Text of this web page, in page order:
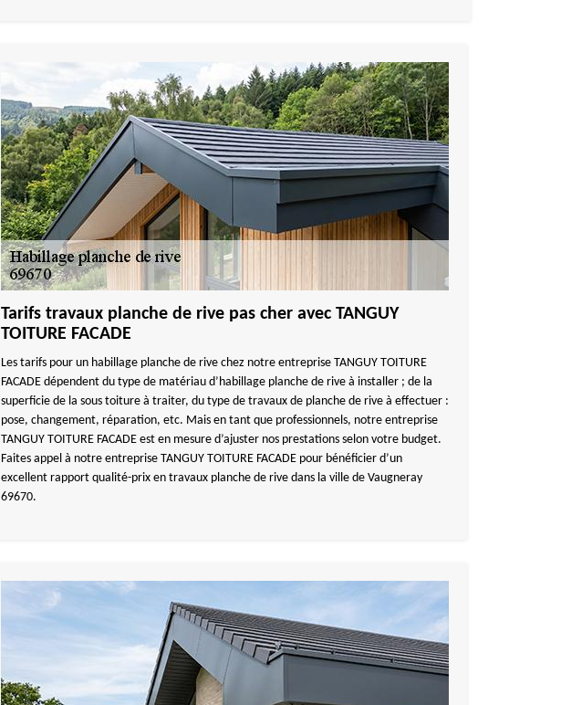
Tarifs travaux planche de rive pas cher avec TANGUY
TOITURE FACADE
Les tarifs pour un habillage planche de rive chez notre entreprise TANGUY TOITURE
FACADE dépendent du type de matériau d’habillage planche de rive à installer ; de la
superficie de la sous toiture à traiter, du type de travaux de planche de rive à effectuer :
pose, changement, réparation, etc. Mais en tant que professionnels, notre entreprise
TANGUY TOITURE FACADE est en mesure d’ajuster nos prestations selon votre budget.
Faites appel à notre entreprise TANGUY TOITURE FACADE pour bénéficier d’un
excellent rapport qualité-prix en travaux planche de rive dans la ville de Vaugneray
69670.